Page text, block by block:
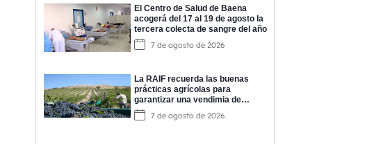
El Centro de Salud de Baena
acogerá del 17 al 19 de agosto la
tercera colecta de sangre del año
7 de agosto de 2026
La RAIF recuerda las buenas
prácticas agrícolas para
garantizar una vendimia de
calidad
7 de agosto de 2026